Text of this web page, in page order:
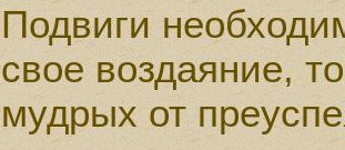
Подвиги
свое воздаяние,
мудрых от